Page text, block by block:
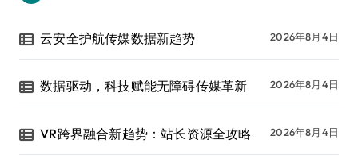
云安全护航传媒数据新趋势 2026年8月4日
数据驱动，科技赋能无障碍传媒革新 2026年8月4日
VR跨界融合新趋势：站长资源全攻略 2026年8月4日